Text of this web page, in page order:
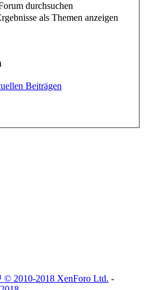
durchsuchen
als Themen anzeigen
Beiträgen
© 2010-2018 XenForo Ltd. -